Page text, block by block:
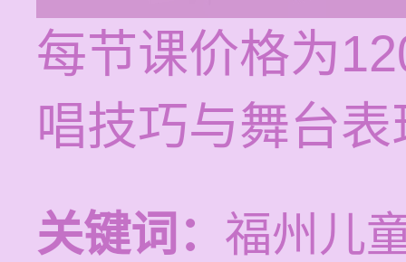
每节课价格为
唱技巧与舞台
关键词： 福州儿